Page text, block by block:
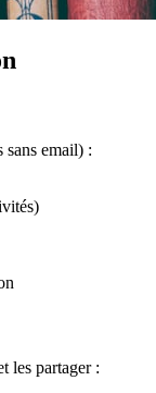
email) :
les partager :